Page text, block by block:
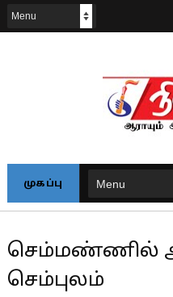
முகப்பு
செம்மண்ணில்
செம்புலம்